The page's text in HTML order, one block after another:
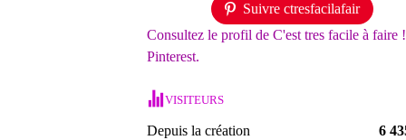
Suivre ctresfacilafair
Consultez le profil de C'est tres facile à faire
Pinterest.
VISITEURS
Depuis la création 6